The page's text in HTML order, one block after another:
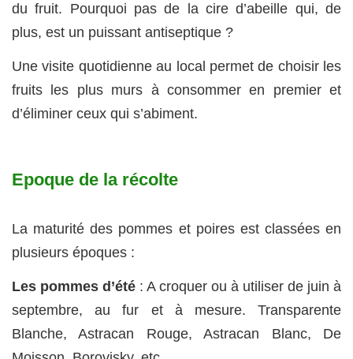
du fruit. Pourquoi pas de la cire d’abeille qui, de
plus, est un puissant antiseptique ?
Une visite quotidienne au local permet de choisir les
fruits les plus murs à consommer en premier et
d’éliminer ceux qui s’abiment.
Epoque de la récolte
La maturité des pommes et poires est classées en
plusieurs époques :
Les pommes d’été : A croquer ou à utiliser de juin à
septembre, au fur et à mesure. Transparente
Blanche, Astracan Rouge, Astracan Blanc, De